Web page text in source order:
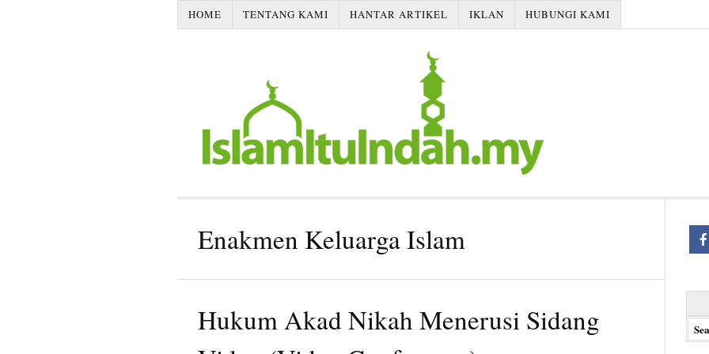
HOME TENTANG KAMI HANTAR ARTIKEL IKLAN HUBUNGI KAMI
Enakmen Keluarga Islam
Hukum Akad Nikah Menerusi Sidang